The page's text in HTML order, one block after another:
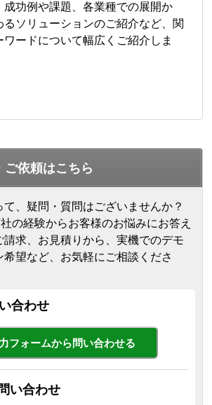
成功例や課題、各業種での展開か
るソリューションのご紹介など、関
ードについて幅広くご紹介しま
ご依頼はこちら
、疑問・質問はございませんか？
の経験からお客様のお悩みにお答え
請求、お見積りから、実機でのデモ
希望など、お気軽にご相談くださ
合わせ
フォームから問い合わせる
い合わせ